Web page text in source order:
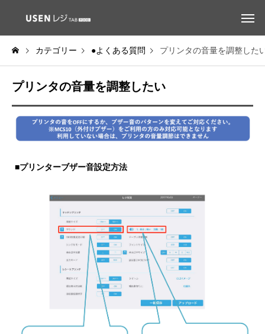
カテゴリー ●よくある質問 プリンタの音量を調整した
プリンタの音量を調整したい
■プリンターブザー音設定方法